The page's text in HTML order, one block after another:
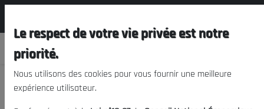
Le respect de votre vie privée est notre
priorité.
Nous utilisons des cookies pour vous fournir une meilleure
expérience utilisateur.